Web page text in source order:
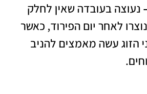
נעוצה בעובדה שאין לחלק
לאחר יום הפירוד, כאשר
הזוג עשה מאמצים להניב